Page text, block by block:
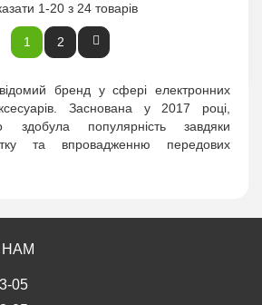
1-20 з 24 товарів
1 2
бренд у сфері електронних
Заснована у 2017 році,
здобула популярність завдяки
та впровадженню передових
НАМ
05